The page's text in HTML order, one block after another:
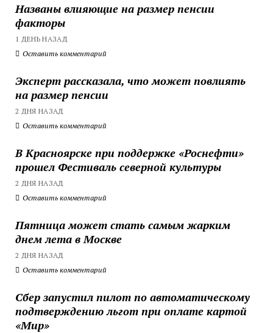
Названы влияющие на размер пенсии
факторы
1 ДЕНЬ НАЗАД
Оставить комментарий
Эксперт рассказала, что может повлиять
на размер пенсии
2 ДНЯ НАЗАД
Оставить комментарий
В Красноярске при поддержке «Роснефти»
прошел Фестиваль северной культуры
2 ДНЯ НАЗАД
Оставить комментарий
Пятница может стать самым жарким
днем лета в Москве
2 ДНЯ НАЗАД
Оставить комментарий
Сбер запустил пилот по автоматическому
подтверждению льгот при оплате картой
«Мир»